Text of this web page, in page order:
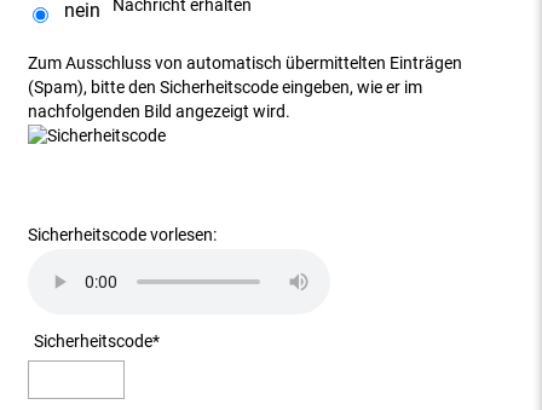
Nachricht erhalten
nein
Zum Ausschluss von automatisch übermittelten Einträgen
(Spam), bitte den Sicherheitscode eingeben, wie er im
nachfolgenden Bild angezeigt wird.
Sicherheitscode vorlesen:
Sicherheitscode*